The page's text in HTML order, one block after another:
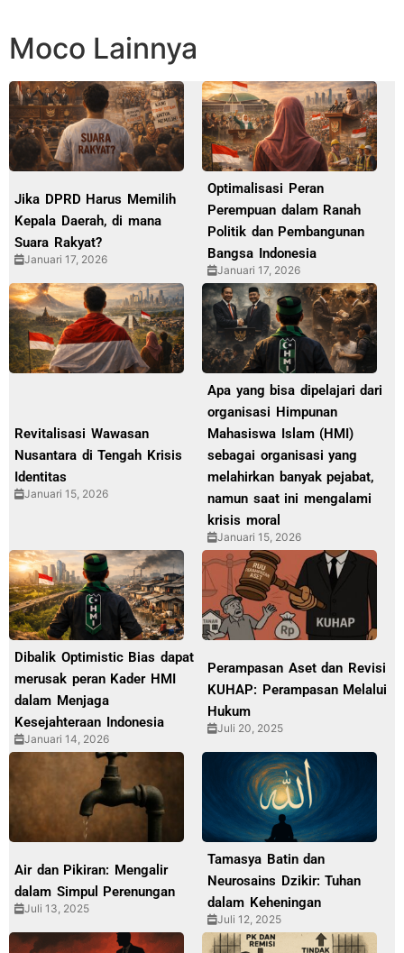
Moco Lainnya
Jika DPRD Harus Memilih
Kepala Daerah, di mana
Suara Rakyat?
Januari 17, 2026
Optimalisasi Peran
Perempuan dalam Ranah
Politik dan Pembangunan
Bangsa Indonesia
Januari 17, 2026
Revitalisasi Wawasan
Nusantara di Tengah Krisis
Identitas
Januari 15, 2026
Apa yang bisa dipelajari dari
organisasi Himpunan
Mahasiswa Islam (HMI)
sebagai organisasi yang
melahirkan banyak pejabat,
namun saat ini mengalami
krisis moral
Januari 15, 2026
Dibalik Optimistic Bias dapat
merusak peran Kader HMI
dalam Menjaga
Kesejahteraan Indonesia
Januari 14, 2026
Perampasan Aset dan Revisi
KUHAP: Perampasan Melalui
Hukum
Juli 20, 2025
Air dan Pikiran: Mengalir
dalam Simpul Perenungan
Juli 13, 2025
Tamasya Batin dan
Neurosains Dzikir: Tuhan
dalam Keheningan
Juli 12, 2025